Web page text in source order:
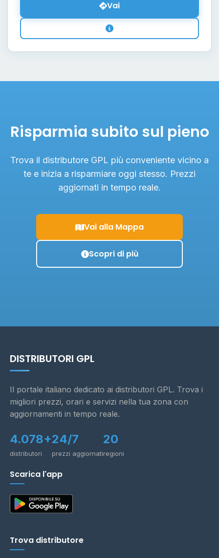
Vai
Risparmia subito sul pieno
Trova il distributore GPL più conveniente vicino a
te e inizia a risparmiare oggi stesso. Prezzi
aggiornati in tempo reale.
Vai alla Mappa
Scopri di più
DISTRIBUTORI GPL
Il portale italiano dedicato ai distributori GPL. Trova i
migliori prezzi, orari e servizi nella tua zona con
aggiornamenti in tempo reale.
4.078+
distributori
24/7
prezzi aggiornati
20
regioni
Scarica l'app
Trova distributore